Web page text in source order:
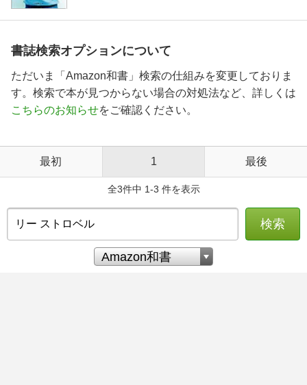
書誌検索オプションについて
ただいま「Amazon和書」検索の仕組みを変更しておりま
す。検索で本が見つからない場合の対処法など、詳しくは
こちらのお知らせをご確認ください。
最初 1 最後
全3件中 1-3 件を表示
検索